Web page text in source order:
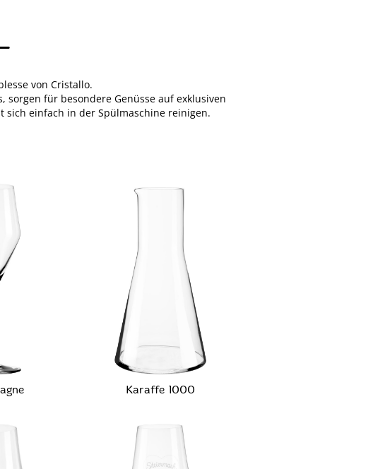
von Cristallo.
sorgen für besondere Genüsse auf exklusiven
sich einfach in der Spülmaschine reinigen.
Karaffe 1000